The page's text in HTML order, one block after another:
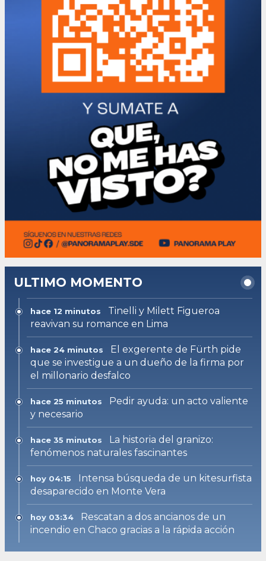
ULTIMO MOMENTO
hace 12 minutos
Tinelli y Milett Figueroa
reavivan su romance en Lima
hace 24 minutos
El exgerente de Fürth pide
que se investigue a un dueño de la firma por
el millonario desfalco
hace 25 minutos
Pedir ayuda: un acto valiente
y necesario
hace 35 minutos
La historia del granizo:
fenómenos naturales fascinantes
hoy 04:15
Intensa búsqueda de un kitesurfista
desaparecido en Monte Vera
hoy 03:34
Rescatan a dos ancianos de un
incendio en Chaco gracias a la rápida acción